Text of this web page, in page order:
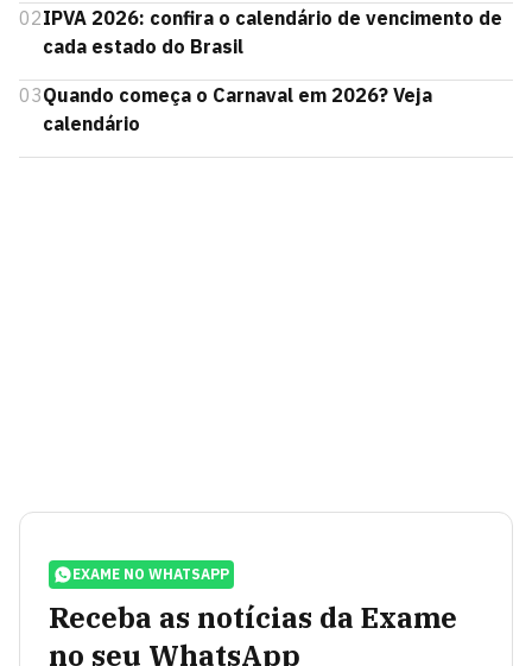
02IPVA 2026: confira o calendário de vencimento de
cada estado do Brasil
03Quando começa o Carnaval em 2026? Veja
calendário
EXAME NO WHATSAPP
Receba as notícias da Exame
no seu WhatsApp